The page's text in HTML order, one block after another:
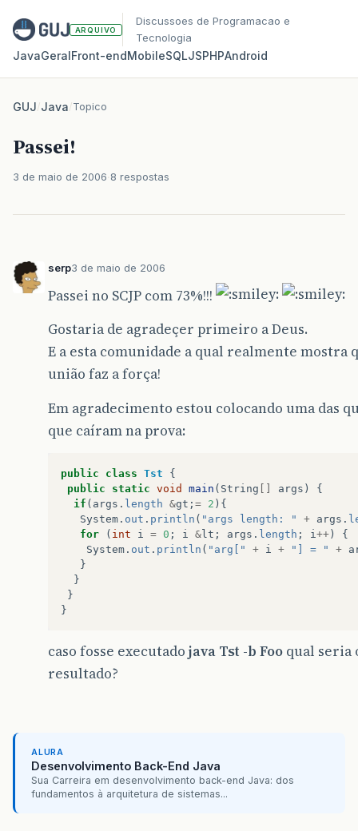
ARQUIVO
Discussoes de Programacao e
Tecnologia
JavaGeralFront‑endMobileSQLJSPHPAndroid
GUJ/Java/Topico
Passei!
3 de maio de 2006 8 respostas
serp3 de maio de 2006
Passei no SCJP com 73%!!!
Gostaria de agradeçer primeiro a Deus.
E a esta comunidade a qual realmente mostra
união faz a força!
Em agradecimento estou colocando uma das
que caíram na prova:
public class Tst
{
public
static void main ( String args )
{
if ( args . length &gt ; = 2 ){
System . out . println ( "args length: " + args .
for
( int i = 0 ; i & lt ; args . length ; i++ )
{
System . out . println ( "arg[" + i + "] = " +
}
}
}
}
caso fosse executado java Tst -b Foo qual seria
resultado?
ALURA
Desenvolvimento Back-End Java
Sua Carreira em desenvolvimento back-end Java: dos
fundamentos à arquitetura de sistemas...